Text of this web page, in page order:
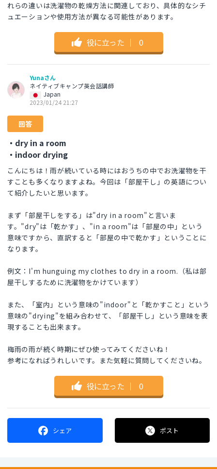
れらの違いは洗濯物の乾燥方法に関連しており、具体的なシチ
ュエーションや使用方法が異なる可能性があります。
役に立った ｜ 0
Yunaさん
ネイティブキャンプ英会話講師
Japan
2023/01/24 21:27
回答
・dry in a room
・indoor drying
こんにちは！雨が続いている時にはおうちの中でお洗濯物を干
すことも多くなりますよね。今回は「部屋干し」の英語につい
て紹介したいと思います。
まず「部屋干しをする」は"dry in a room"と言いま
す。"dry"は「乾かす」、"in a room"は「部屋の中」という
意味ですから、直訳すると「部屋の中で乾かす」ということに
なります。
例文：I'm hunguing my clothes to dry in a room.（私は部
屋干しするために洗濯物をかけています）
また、「室内」という意味の"indoor"と「乾かすこと」という
意味の"drying"を組み合わせて、「部屋干し」という意味を表
現することも出来ます。
梅雨の雨が続く時期にぜひ使ってみてくださいね！
参考になればうれしいです。また気軽に質問してくださいね。
役に立った ｜ 0
シェア ポスト